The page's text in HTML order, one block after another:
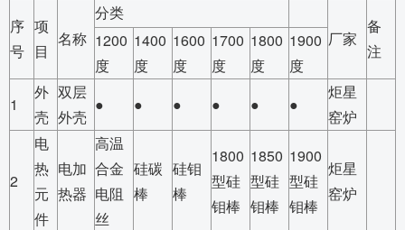
序
号
项
目
名称
分类
厂家
备
注
1200
度
1400
度
1600
度
1700
度
1800
度
1900
度
1
外
壳
双层
外壳
● ● ● ● ● ●
炬星
窑炉
2
电
热
元
件
电加
热器
高温
合金
电阻
丝
硅碳
棒
硅钼
棒
1800
型硅
钼棒
1850
型硅
钼棒
1900
型硅
钼棒
炬星
窑炉